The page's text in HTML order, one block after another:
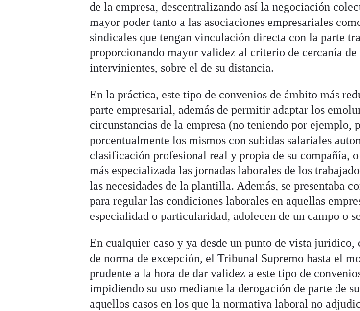
de la empresa, descentralizando así la negociación
mayor poder tanto a las asociaciones empresariales
sindicales que tengan vinculación directa con la parte
proporcionando mayor validez al criterio de cercanía de
intervinientes, sobre el de su distancia.
En la práctica, este tipo de convenios de ámbito más
parte empresarial, además de permitir adaptar los
circunstancias de la empresa (no teniendo por ejemplo,
porcentualmente los mismos con subidas salariales
clasificación profesional real y propia de su compañía,
más especializada las jornadas laborales de los
las necesidades de la plantilla. Además, se presentaba
para regular las condiciones laborales en aquellas
especialidad o particularidad, adolecen de un campo o
En cualquier caso y ya desde un punto de vista jurídico,
de norma de excepción, el Tribunal Supremo hasta el
prudente a la hora de dar validez a este tipo de
impidiendo su uso mediante la derogación de parte de
aquellos casos en los que la normativa laboral no